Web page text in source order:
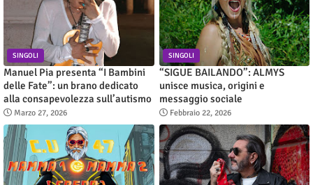
SINGOLI
Manuel Pia presenta “I Bambini
delle Fate”: un brano dedicato
alla consapevolezza sull’autismo
Marzo 27, 2026
SINGOLI
“SIGUE BAILANDO”: ALMYS
unisce musica, origini e
messaggio sociale
Febbraio 22, 2026